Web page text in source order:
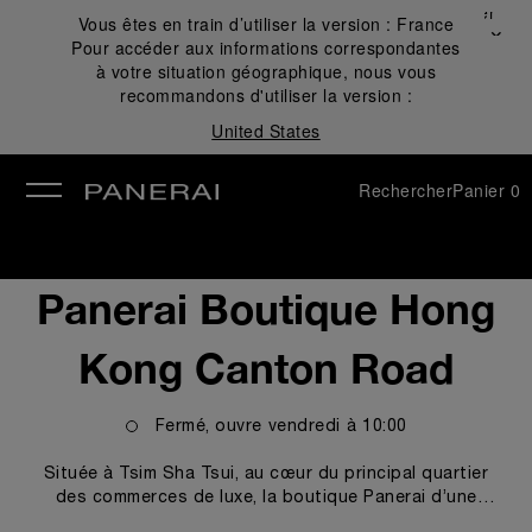
Vous êtes en train d’utiliser la version : France
Pour accéder aux informations correspondantes
à votre situation géographique, nous vous
recommandons d'utiliser la version :
United States
Fermer
✕
RechercherPanier 0
Panerai Boutique Hong
Kong Canton Road
Fermé, ouvre vendredi à 10:00
Située à Tsim Sha Tsui, au cœur du principal quartier
des commerces de luxe, la boutique Panerai d’une